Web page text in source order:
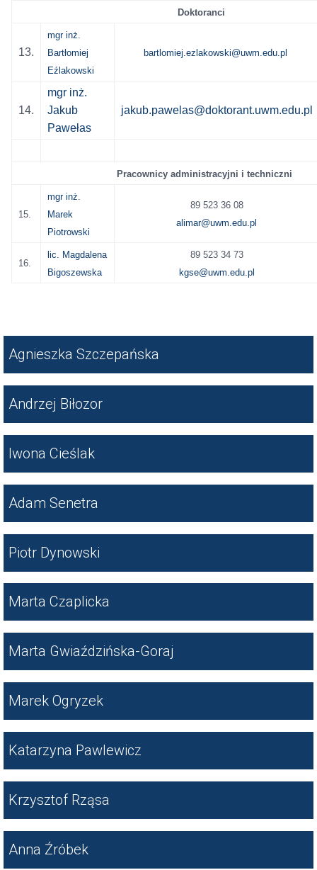
Doktoranci
13.
mgr inż.
Bartłomiej
Eźlakowski
bartlomiej.ezlakowski@uwm.edu.pl
14.
mgr inż.
Jakub
Pawełas
jakub.pawelas@doktorant.uwm.edu.pl
Pracownicy administracyjni i techniczni
15.
mgr inż.
Marek
Piotrowski
89 523 36 08
alimar@uwm.edu.pl
16.
lic. Magdalena
Bigoszewska
89 523 34 73
kgse@uwm.edu.pl
Agnieszka Szczepańska
Andrzej Biłozor
Iwona Cieślak
Adam Senetra
Piotr Dynowski
Marta Czaplicka
Marta Gwiaździńska-Goraj
Marek Ogryzek
Katarzyna Pawlewicz
Krzysztof Rząsa
Anna Źróbek